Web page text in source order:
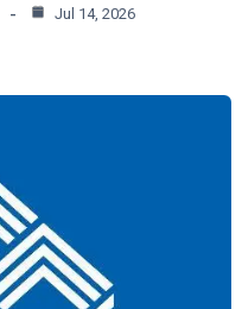
Jul 14, 2026